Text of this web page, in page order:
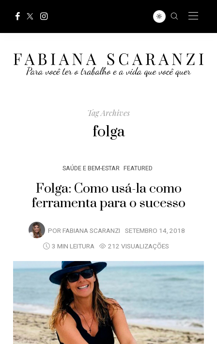
Tag Archives
folga
SAÚDE E BEM-ESTAR FEATURED
Folga: Como usá-la como
ferramenta para o sucesso
POR FABIANA SCARANZI SETEMBRO 14, 2018
3 MIN LEITURA
212 VISUALIZAÇÕES